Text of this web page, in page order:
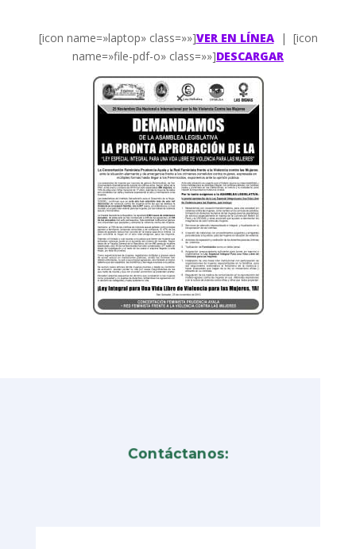
[icon name=»laptop» class=»»]VER EN LÍNEA| [icon
name=»file-pdf-o» class=»»]DESCARGAR
Contáctanos: